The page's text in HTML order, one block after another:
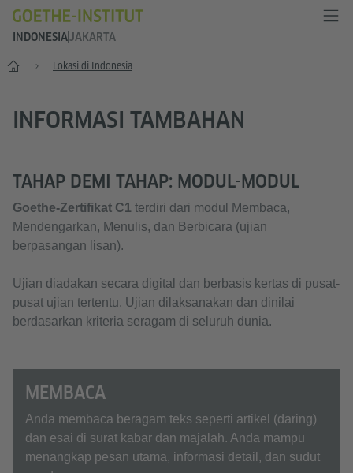
INDONESIAJAKARTA
Depan Lokasi di Indonesia
INFORMASI TAMBAHAN
TAHAP DEMI TAHAP: MODUL-MODUL
Goethe-Zertifikat C1 terdiri dari modul Membaca,
Mendengarkan, Menulis, dan Berbicara (ujian
berpasangan lisan).
Ujian diadakan secara digital dan berbasis kertas di pusat-
pusat ujian tertentu. Ujian dilaksanakan dan dinilai
berdasarkan kriteria seragam di seluruh dunia.
MEMBACA
Anda membaca beragam teks seperti artikel (daring)
dan esai di surat kabar dan majalah. Anda mampu
menangkap pesan utama, informasi detail, dan sudut